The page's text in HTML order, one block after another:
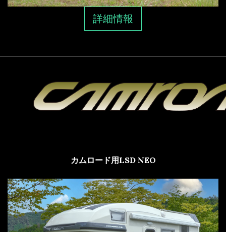
詳細情報
カムロード用LSD NEO